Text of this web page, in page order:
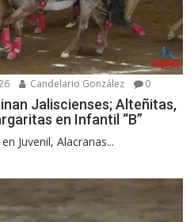
Candelario González 0
Jaliscienses; Alteñitas,
en Infantil “B”
Juvenil, Alacranas...